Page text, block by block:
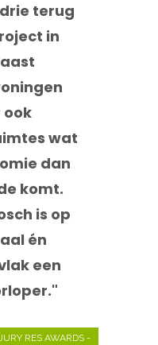
terug
in
ook
wat
dan
komt.
is op
én
een
RES AWARDS -